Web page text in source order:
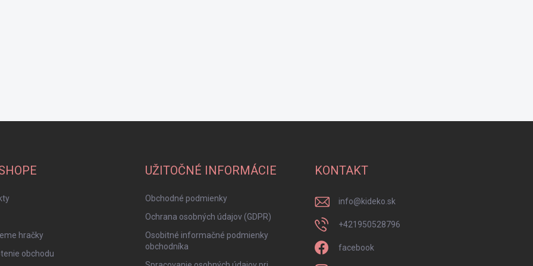
hračky
obchodu
UŽITOČNÉ INFORMÁCIE
Obchodné podmienky
Ochrana osobných údajov (GDPR)
Osobitné informačné podmienky
obchodníka
KONTAKT
info@kideko.sk
+421950528796
facebook